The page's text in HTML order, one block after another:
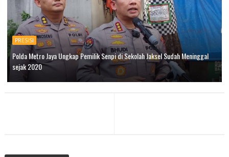
PRESISI
Polda Metro Jaya Ungkap Pemilik Senpi di Sekolah Jaksel Sudah Meninggal
sejak 2020